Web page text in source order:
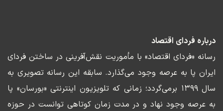
درباره فردای اقتصاد
رسانه «فردای اقتصاد» با مأموریت نقش‌آفرینی در ساختن فردای
ایران پا به عرصه وجود می‌گذارد. سابقه این رسانه تصویری به
سال ۱۳۹۹ برمی‌گردد؛ زمانی که تلویزیون اینترنتی «بورسان» پا
به عرصه وجود نهاد و در مدت زمان کوتاهی توانست در حوزه